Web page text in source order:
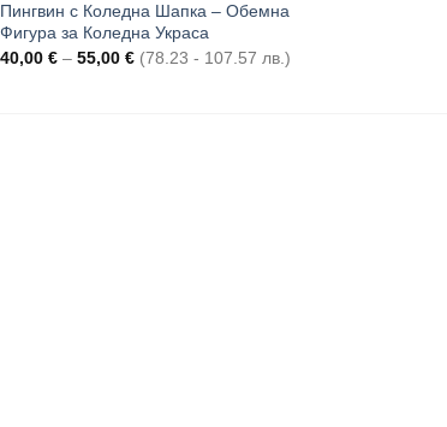
Пингвин с Коледна Шапка – Обемна
Фигура за Коледна Украса
40,00 € – 55,00 €Price
range:
(78.23 - 107.57 лв.)